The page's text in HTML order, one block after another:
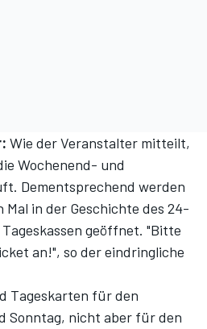
Wie der Veranstalter mitteilt,
Wochenend- und
Dementsprechend werden
Mal in der Geschichte des 24-
geöffnet. "Bitte
an!", so der eindringliche
Tageskarten für den
Sonntag, nicht aber für den